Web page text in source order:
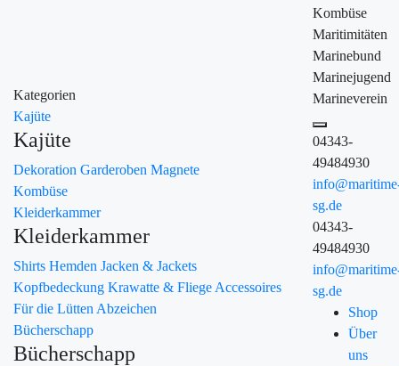
Kategorien
Kajüte
Kajüte
Dekoration Garderoben Magnete
Kombüse
Kleiderkammer
Kleiderkammer
Shirts Hemden Jacken & Jackets
Kopfbedeckung Krawatte & Fliege Accessoires
Für die Lütten Abzeichen
Bücherschapp
Bücherschapp
Kombüse
Maritimitäten
Marinebund
Marinejugend
Marineverein
04343-
49484930
sg.de
04343-
49484930
sg.de
Shop
Über
uns